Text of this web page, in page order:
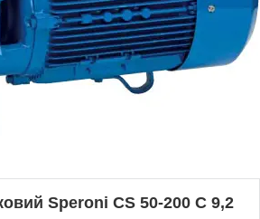
Speroni CS 50-200 C 9,2